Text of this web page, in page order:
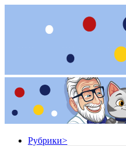
Рубрики>